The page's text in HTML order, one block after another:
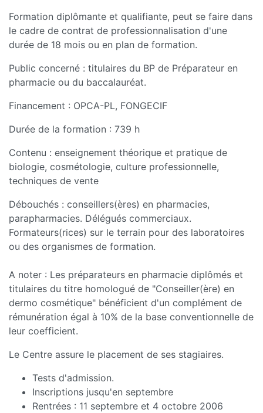
Formation diplômante et qualifiante, peut se faire dans
le cadre de contrat de professionnalisation d'une
durée de 18 mois ou en plan de formation.
Public concerné : titulaires du BP de Préparateur en
pharmacie ou du baccalauréat.
Financement : OPCA-PL, FONGECIF
Durée de la formation : 739 h
Contenu : enseignement théorique et pratique de
biologie, cosmétologie, culture professionnelle,
techniques de vente
Débouchés : conseillers(ères) en pharmacies,
parapharmacies. Délégués commerciaux.
Formateurs(rices) sur le terrain pour des laboratoires
ou des organismes de formation.
A noter : Les préparateurs en pharmacie diplômés et
titulaires du titre homologué de "Conseiller(ère) en
dermo cosmétique" bénéficient d'un complément de
rémunération égal à 10% de la base conventionnelle de
leur coefficient.
Le Centre assure le placement de ses stagiaires.
Tests d'admission.
Inscriptions jusqu'en septembre
Rentrées : 11 septembre et 4 octobre 2006